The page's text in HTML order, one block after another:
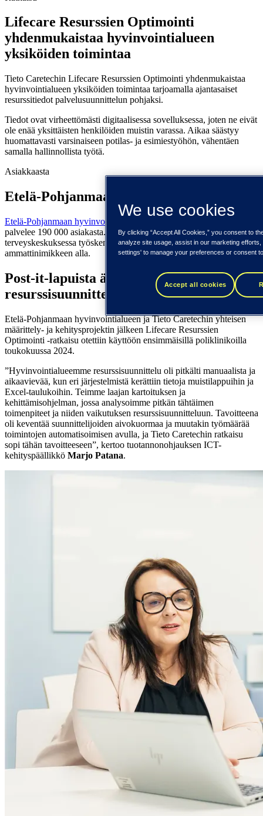
Lifecare Resurssien Optimointi
yhdenmukaistaa hyvinvointialueen
yksiköiden toimintaa
Tieto Caretechin Lifecare Resurssien Optimointi yhdenmukaistaa
hyvinvointialueen yksiköiden toimintaa tarjoamalla ajantasaiset
resurssitiedot palvelusuunnittelun pohjaksi.
Tiedot ovat virheettömästi digitaalisessa sovelluksessa, joten ne eivät
ole enää yksittäisten henkilöiden muistin varassa. Aikaa säästyy
huomattavasti varsinaiseen potilas- ja esimiestyöhön, vähentäen
samalla hallinnollista työtä.
Asiakkaasta
Etelä-Pohjanmaan hyvinvointialue
Etelä-Pohjanmaan hyvinvointialue
palvelee 190 000 asiakasta. Alueen kahdeksassa sosiaali- ja
terveyskeskuksessa työskentelee yli 10 000 ammattilaista 400 eri
ammattinimikkeen alla.
Post-it-lapuista älykkääseen
resurssisuunnitteluun
Etelä-Pohjanmaan hyvinvointialueen ja Tieto Caretechin yhteisen
määrittely- ja kehitysprojektin jälkeen Lifecare Resurssien
Optimointi -ratkaisu otettiin käyttöön ensimmäisillä poliklinikoilla
toukokuussa 2024.
”Hyvinvointialueemme resurssisuunnittelu oli pitkälti manuaalista ja
aikaavievää, kun eri järjestelmistä kerättiin tietoja muistilappuihin ja
Excel-taulukoihin. Teimme laajan kartoituksen ja
kehittämisohjelman, jossa analysoimme pitkän tähtäimen
toimenpiteet ja niiden vaikutuksen resurssisuunnitteluun. Tavoitteena
oli keventää suunnittelijoiden aivokuormaa ja muutakin työmäärää
toimintojen automatisoimisen avulla, ja Tieto Caretechin ratkaisu
sopi tähän tavoitteeseen”, kertoo tuotannonohjauksen ICT-
kehityspäällikkö Marjo Patana.
We use cookies
By clicking “Accept All Cookies,” you consent to
analyze site usage, assist in our marketing
settings' to manage your preferences or consent
Accept all cookies